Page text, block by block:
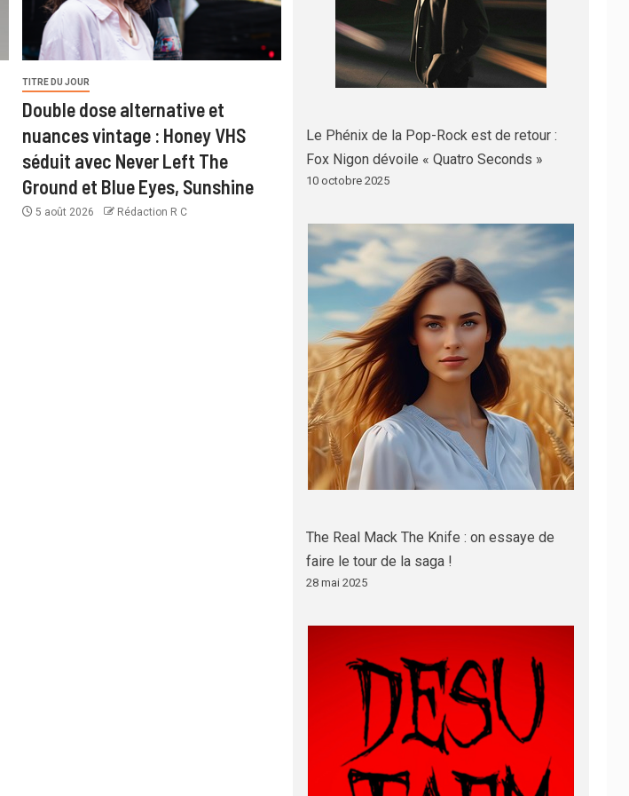
TITRE DU JOUR
Double dose alternative et
nuances vintage : Honey VHS
séduit avec Never Left The
Ground et Blue Eyes, Sunshine
5 août 2026 Rédaction R C
Le Phénix de la Pop-Rock est de retour :
Fox Nigon dévoile « Quatro Seconds »
10 octobre 2025
The Real Mack The Knife : on essaye de
faire le tour de la saga !
28 mai 2025